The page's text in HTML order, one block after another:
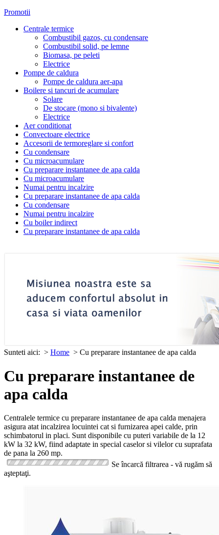
Promotii
Centrale termice
Combustibil gazos, cu condensare
Combustibil solid, pe lemne
Biomasa, pe peleti
Electrice
Pompe de caldura
Pompe de caldura aer-apa
Boilere si tancuri de acumulare
Solare
De stocare (mono si bivalente)
Electrice
Aer conditionat
Convectoare electrice
Accesorii de termoreglare si confort
Cu condensare
Cu microacumulare
Cu preparare instantanee de apa calda
Cu microacumulare
Numai pentru incalzire
Cu preparare instantanee de apa calda
Cu condensare
Numai pentru incalzire
Cu boiler indirect
Cu preparare instantanee de apa calda
Sunteti aici: > Home > Cu preparare instantanee de apa calda
Cu preparare instantanee de
apa calda
Centralele termice cu preparare instantanee de apa calda menajera
asigura atat incalzirea locuintei cat si furnizarea apei calde, prin
schimbatorul in placi. Sunt disponibile cu puteri variabile de la 12
kW la 32 kW, fiind adaptate in special caselor si vilelor cu suprafata
de pana la 260 mp.
Se încarcă filtrarea - vă rugăm să
aşteptaţi.